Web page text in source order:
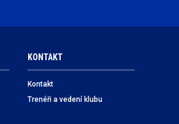
KONTAKT
Kontakt
Trenéři a vedení klubu